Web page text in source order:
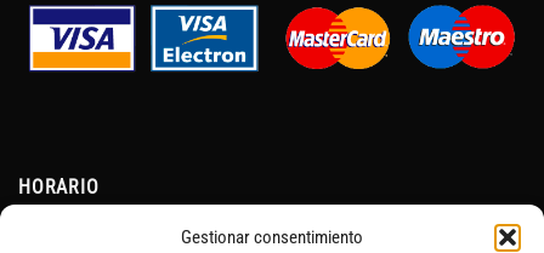
Gestionar consentimiento
HORARIO